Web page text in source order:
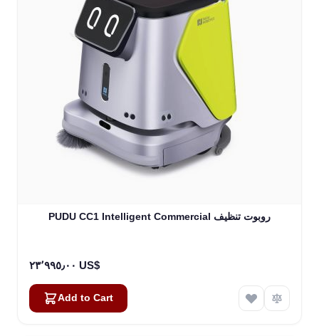
PUDU CC1 Intelligent Commercial روبوت تنظيف
٢٣٬٩٩٥٫٠٠ US$
Add to Cart